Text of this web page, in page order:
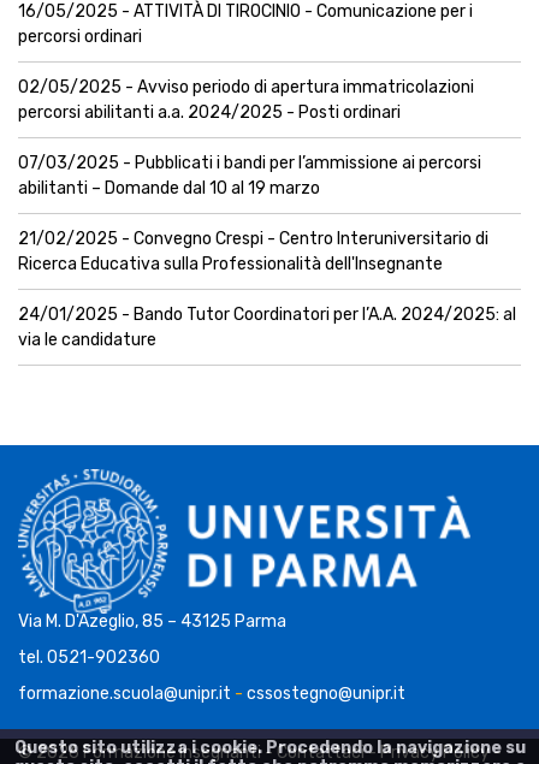
16/05/2025 - ATTIVITÀ DI TIROCINIO - Comunicazione per i
percorsi ordinari
02/05/2025 - Avviso periodo di apertura immatricolazioni
percorsi abilitanti a.a. 2024/2025 - Posti ordinari
07/03/2025 - Pubblicati i bandi per l’ammissione ai percorsi
abilitanti – Domande dal 10 al 19 marzo
21/02/2025 - Convegno Crespi - Centro Interuniversitario di
Ricerca Educativa sulla Professionalità dell'Insegnante
24/01/2025 - Bando Tutor Coordinatori per l’A.A. 2024/2025: al
via le candidature
Via M. D'Azeglio, 85 – 43125 Parma
tel. 0521-902360
formazione.scuola@unipr.it - cssostegno@unipr.it
© 2026 Formazione Insegnanti -Contattaci-Privacy Policy-
Questo sito utilizza i cookie. Procedendo la navigazione su